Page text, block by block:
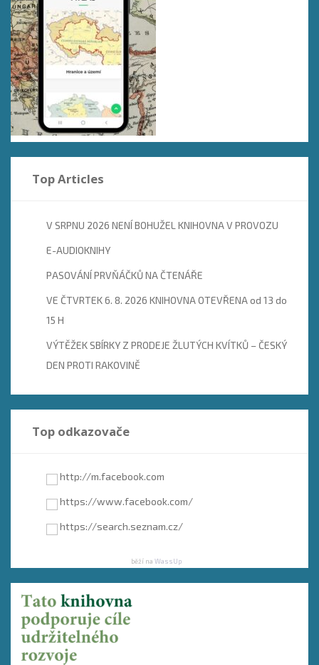
Top Articles
V SRPNU 2026 NENÍ BOHUŽEL KNIHOVNA V PROVOZU
E-AUDIOKNIHY
PASOVÁNÍ PRVŇÁČKŮ NA ČTENÁŘE
VE ČTVRTEK 6. 8. 2026 KNIHOVNA OTEVŘENA od 13 do
15 H
VÝTĚŽEK SBÍRKY Z PRODEJE ŽLUTÝCH KVÍTKŮ – ČESKÝ
DEN PROTI RAKOVINĚ
Top odkazovače
http://m.facebook.com
https://www.facebook.com/
https://search.seznam.cz/
běží na WassUp